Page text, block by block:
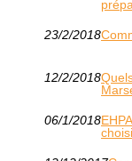
23/2/2018
12/2/2018
06/1/2018